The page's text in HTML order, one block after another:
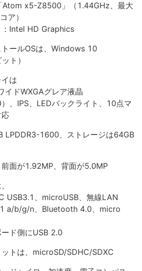
Atom x5-Z8500」（1.44GHz、最大
ア）
：Intel HD Graphics
トールOSは、Windows 10
ト）
イは
イドWXGAグレア液晶
、IPS、LEDバックライト、10点マ
LPDDR3-1600、ストレージは64GB
前面が1.92MP、背面が5.0MP
USB3.1、microUSB、無線LAN
a/b/g/n、Bluetooth 4.0、micro
ド側にUSB 2.0
ットは、microSD/SDHC/SDXC